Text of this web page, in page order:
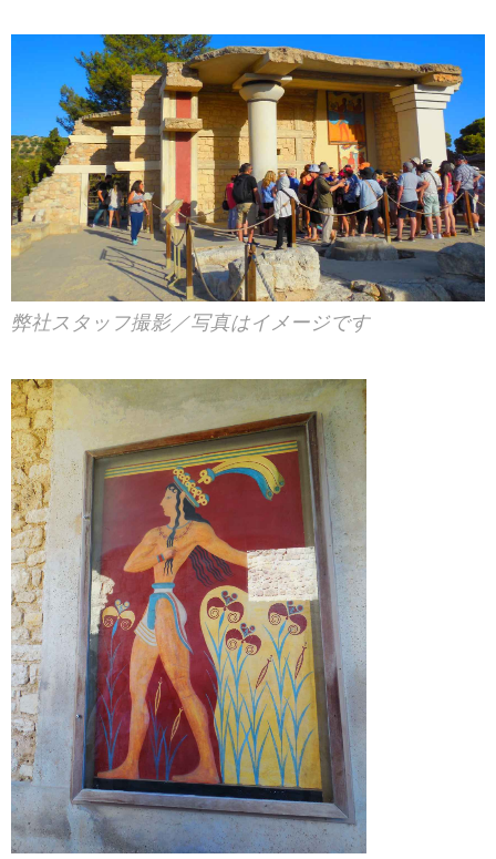
弊社スタッフ撮影／写真はイメージです